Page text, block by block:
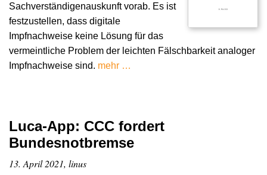
Sachverständigenauskunft vorab. Es ist
festzustellen, dass digitale
Impfnachweise keine Lösung für das
vermeintliche Problem der leichten Fälschbarkeit analoger
Impfnachweise sind. mehr …
Luca-App: CCC fordert
Bundesnotbremse
13. April 2021, linus